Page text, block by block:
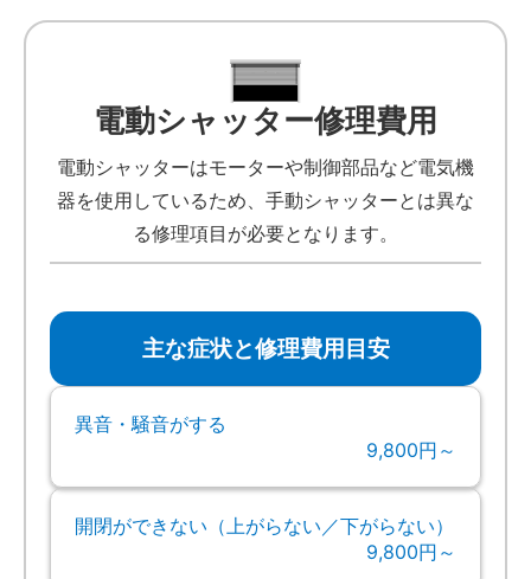
電動シャッター修理費用
電動シャッターはモーターや制御部品など電気機
器を使用しているため、手動シャッターとは異な
る修理項目が必要となります。
主な症状と修理費用目安
異音・騒音がする
9,800円～
開閉ができない（上がらない／下がらない）
9,800円～